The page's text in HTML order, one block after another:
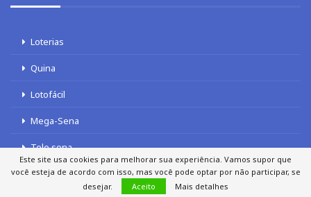
Loterias
Quina
Lotofácil
Mega-Sena
Tele sena
Este site usa cookies para melhorar sua experiência. Vamos supor que
você esteja de acordo com isso, mas você pode optar por não participar, se
desejar.
Aceito Mais detalhes